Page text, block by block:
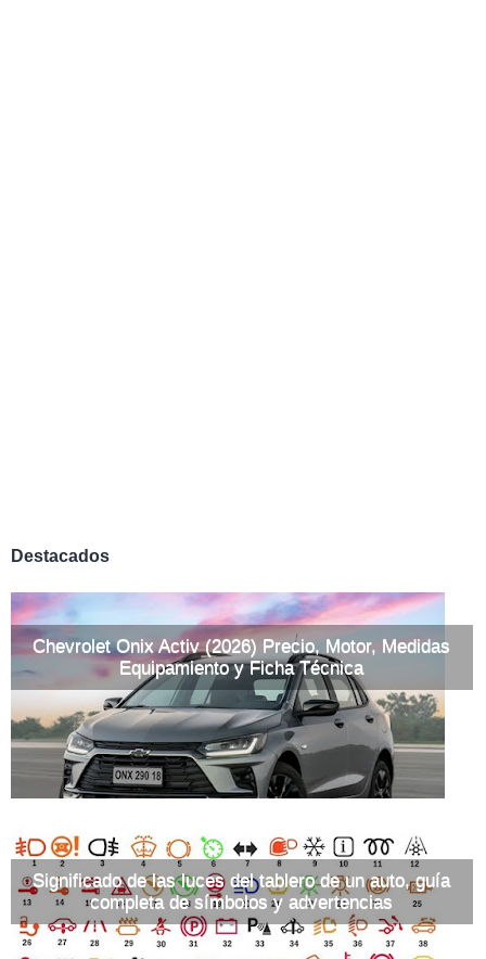
Destacados
Chevrolet Onix Activ (2026) Precio, Motor, Medidas
Equipamiento y Ficha Técnica
Significado de las luces del tablero de un auto, guía
completa de símbolos y advertencias